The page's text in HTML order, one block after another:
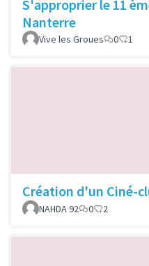
S'approprier le 11
Nanterre
Vive les Groues 0 1
Création d'un Ciné-
NAHDA 92
0 2